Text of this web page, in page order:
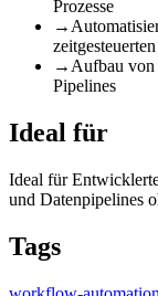
Prozesse
→
→ Aufbau
Pipelines
Ideal für
Ideal für
und Datenpipelines
Tags